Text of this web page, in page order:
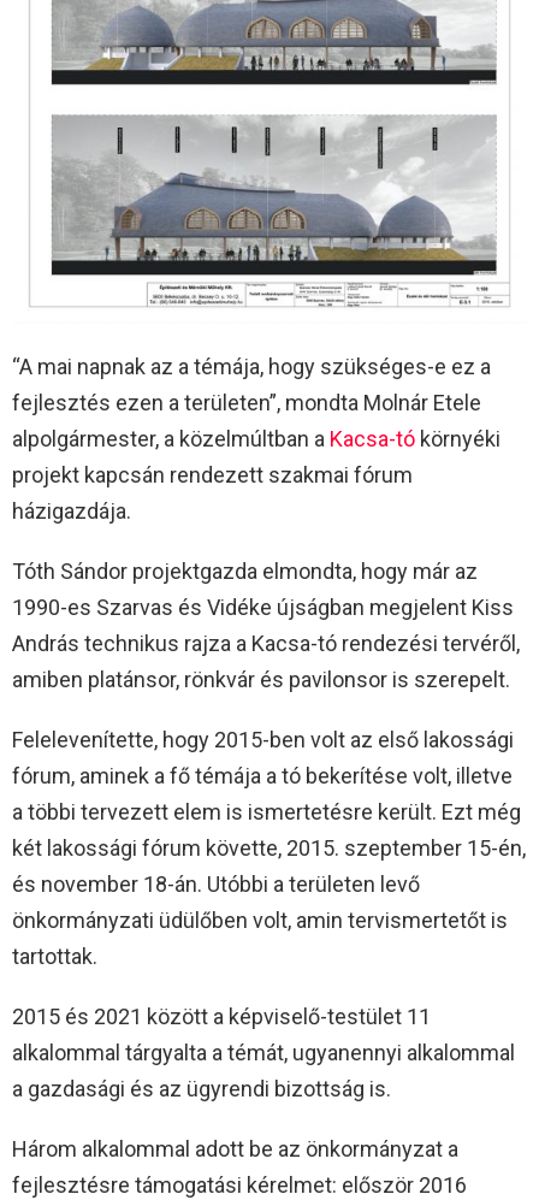
“A mai napnak az a témája, hogy szükséges-e ez a
fejlesztés ezen a területen”, mondta Molnár Etele
alpolgármester, a közelmúltban a Kacsa-tó környéki
projekt kapcsán rendezett szakmai fórum
házigazdája.
Tóth Sándor projektgazda elmondta, hogy már az
1990-es Szarvas és Vidéke újságban megjelent Kiss
András technikus rajza a Kacsa-tó rendezési tervéről,
amiben platánsor, rönkvár és pavilonsor is szerepelt.
Felelevenítette, hogy 2015-ben volt az első lakossági
fórum, aminek a fő témája a tó bekerítése volt, illetve
a többi tervezett elem is ismertetésre került. Ezt még
két lakossági fórum követte, 2015. szeptember 15-én,
és november 18-án. Utóbbi a területen levő
önkormányzati üdülőben volt, amin tervismertetőt is
tartottak.
2015 és 2021 között a képviselő-testület 11
alkalommal tárgyalta a témát, ugyanennyi alkalommal
a gazdasági és az ügyrendi bizottság is.
Három alkalommal adott be az önkormányzat a
fejlesztésre támogatási kérelmet: először 2016